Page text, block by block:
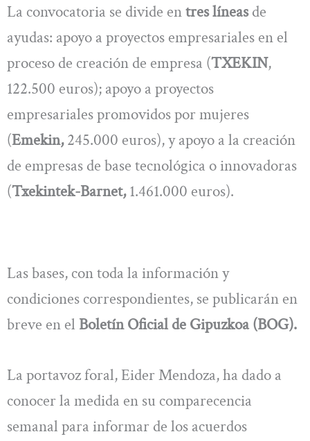
La convocatoria se divide entres líneasde
ayudas: apoyo a proyectos empresariales en el
proceso de creación de empresa (TXEKIN,
122.500 euros); apoyo a proyectos
empresariales promovidos por mujeres
(Emekin,245.000 euros), y apoyo a la creación
de empresas de base tecnológica o innovadoras
(Txekintek-Barnet,1.461.000 euros).
Las bases, con toda la información y
condiciones correspondientes, se publicarán en
breve en el Boletín Oficial de Gipuzkoa (BOG).
La portavoz foral, Eider Mendoza, ha dado a
conocer la medida en su comparecencia
semanal para informar de los acuerdos